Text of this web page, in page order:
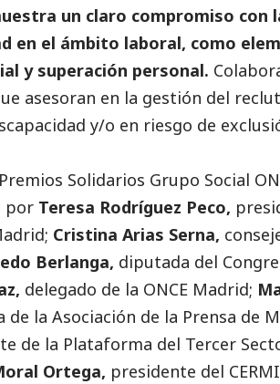
un claro compromiso con
en el ámbito laboral, como
y superación personal.
asesoran en la gestión del
y/o en riesgo de
Solidarios Grupo Social
por Teresa Rodríguez Peco,
Cristina Arias Serna,
Berlanga, diputada del
delegado de la ONCE Madrid;
la Asociación de la Prensa de
de la Plataforma del Tercer
Ortega, presidente del